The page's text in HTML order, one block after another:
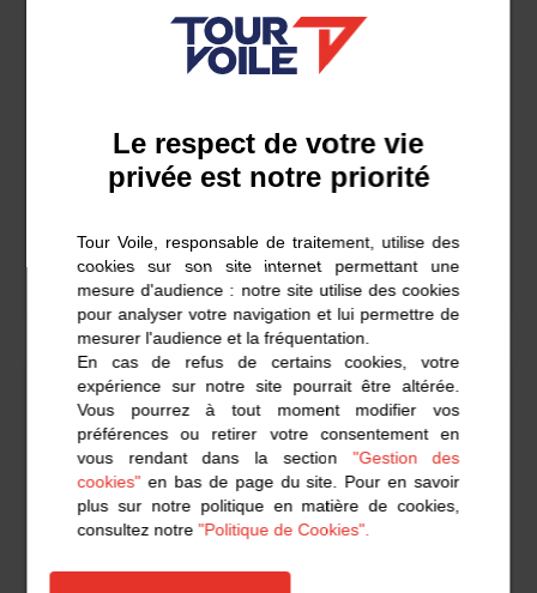
Dunkerque
Figaro Beneteau 3 CER-Ville de Genève et
Mars’Elles
En savoir plus
2 juillet 2024
COMMUNIQUÉ
Le respect de votre vie
privée est notre priorité
Tour Voile, responsable de traitement, utilise des
cookies sur son site internet permettant une
mesure d'audience : notre site utilise des cookies
pour analyser votre navigation et lui permettre de
mesurer l'audience et la fréquentation.
En cas de refus de certains cookies, votre
expérience sur notre site pourrait être altérée.
Vous pourrez à tout moment modifier vos
préférences ou retirer votre consentement en
vous rendant dans la section "Gestion des
cookies"en bas de page du site. Pour en savoir
plus sur notre politique en matière de cookies,
consultez notre"Politique de Cookies".